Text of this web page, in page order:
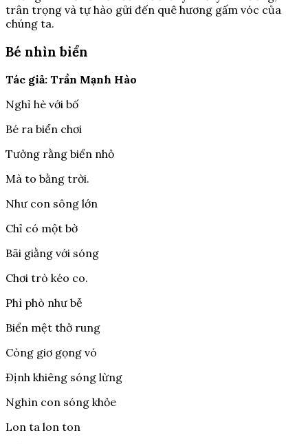
trân trọng và tự hào gửi đến quê hương gấm vóc của
chúng ta.
Bé nhìn biển
Tác giả: Trần Mạnh Hào
Nghỉ hè với bố
Bé ra biển chơi
Tưởng rằng biển nhỏ
Mà to bằng trời.
Như con sông lớn
Chỉ có một bờ
Bãi giằng với sóng
Chơi trò kéo co.
Phì phò như bễ
Biển mệt thở rung
Còng giơ gọng vó
Định khiêng sóng lừng
Nghìn con sóng khỏe
Lon ta lon ton